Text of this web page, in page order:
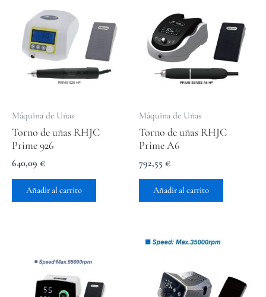
Máquina de Uñas
Torno de uñas RHJC
Prime 926
640,09 €
Añadir al carrito
Máquina de Uñas
Torno de uñas RHJC
Prime A6
792,55 €
Añadir al carrito